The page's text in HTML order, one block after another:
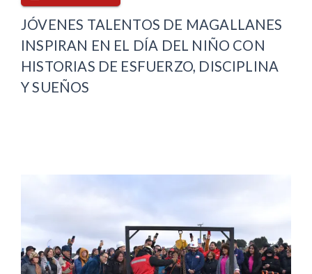
JÓVENES TALENTOS DE MAGALLANES
INSPIRAN EN EL DÍA DEL NIÑO CON
HISTORIAS DE ESFUERZO, DISCIPLINA
Y SUEÑOS